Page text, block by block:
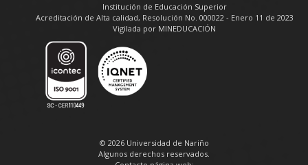
Institución de Educación Superior
Acreditación de Alta calidad, Resolución No. 000022 - Enero 11 de 2023
Vigilada por MINEDUCACIÓN
© 2026 Universidad de Nariño
Algunos derechos reservados.